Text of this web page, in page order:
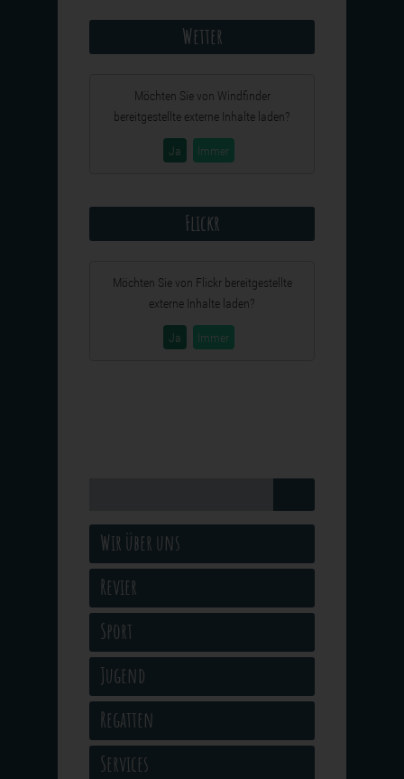
Wetter
Möchten Sie von Windfinder
bereitgestellte externe Inhalte laden?
Ja Immer
Flickr
Möchten Sie von Flickrbereitgestellte
externe Inhalte laden?
Ja Immer
Wir über uns
Revier
Sport
Jugend
Regatten
Services